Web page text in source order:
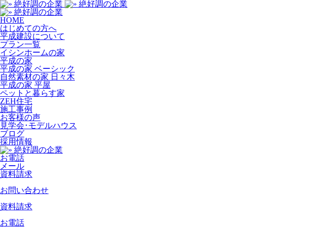
HOME
はじめての方へ
平成建設について
プラン一覧
イシンホームの家
平成の家
平成の家 ベーシック
自然素材の家 日々木
平成の家 平屋
ペットと暮らす家
ZEH住宅
施工事例
お客様の声
見学会･モデルハウス
ブログ
採用情報
お電話
メール
資料請求
お問い合わせ
資料請求
お電話